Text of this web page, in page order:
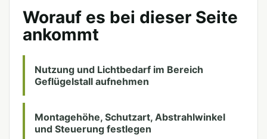
Worauf es bei dieser Seite
ankommt
Nutzung und Lichtbedarf im Bereich
Geflügelstall aufnehmen
Montagehöhe, Schutzart, Abstrahlwinkel
und Steuerung festlegen